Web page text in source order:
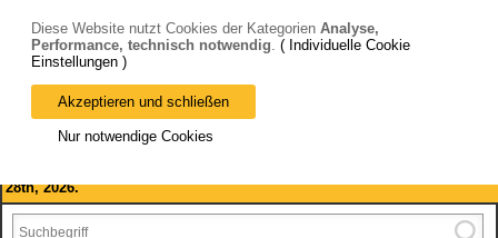
Bitte beachten Sie: wir machen Betriebsferien, vom 03. bis 28.
August 2026 haben wir geschlossen.
28th, 2026.
Diese Website nutzt Cookies der Kategorien Analyse,
Performance, technisch notwendig. ( Individuelle Cookie
Einstellungen )
Akzeptieren und schließen
Nur notwendige Cookies